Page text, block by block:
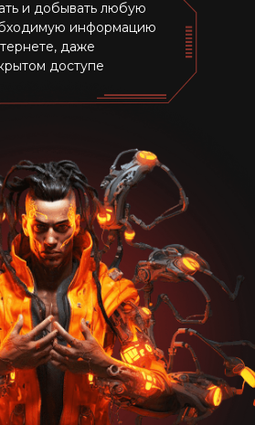
и добывать любую
информацию
даже
доступе